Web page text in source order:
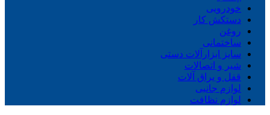
خودرویی
دستکش کار
روغن
ساختمانی
سایز ابزارآلات دستی
شیر و اتصالات
قفل و یراق آلات
لوازم جانبی
لوازم نظافت